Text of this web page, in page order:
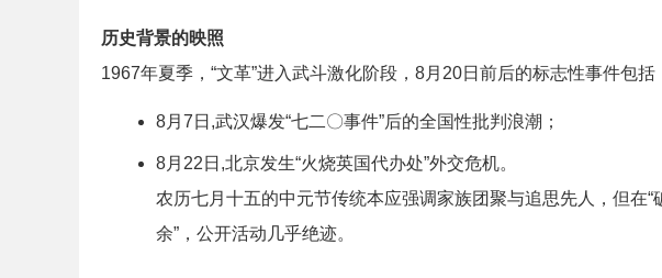
历史背景的映照
1967年夏季，“文革”进入武斗激化阶段，8月20日前后的标志性事件包括
8月7日,武汉爆发“七二〇事件”后的全国性批判浪潮；
8月22日,北京发生“火烧英国代办处”外交危机。
农历七月十五的中元节传统本应强调家族团聚与追思先人，但在“
余”，公开活动几乎绝迹。